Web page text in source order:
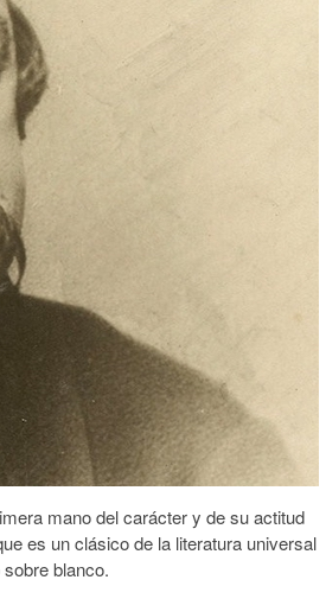
mano del carácter y de su actitud
es un clásico de la literatura universal
blanco.